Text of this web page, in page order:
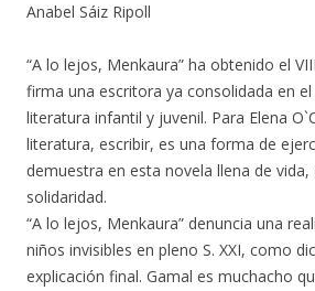
Anabel Sáiz Ripoll
“A lo lejos, Menkaura” ha obtenido el
firma una escritora ya consolidada en
literatura infantil y juvenil. Para Elena
literatura, escribir, es una forma de
demuestra en esta novela llena de
solidaridad.
“A lo lejos, Menkaura” denuncia una
niños invisibles en pleno S. XXI, como
explicación final. Gamal es muchacho